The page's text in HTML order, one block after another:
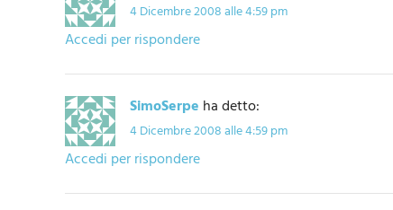
4 Dicembre 2008 alle 4:59 pm
Accedi per rispondere
SimoSerpe ha detto:
4 Dicembre 2008 alle 4:59 pm
Accedi per rispondere